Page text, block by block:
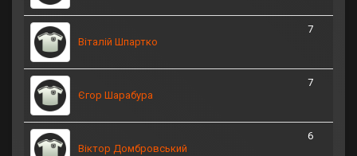
Віталій Шпартко
7
Єгор Шарабура
7
Віктор Домбровський
6